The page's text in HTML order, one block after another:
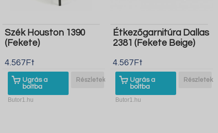
Szék Houston 1390
(Fekete)
4.567Ft
Ugrás a
boltba
Részletek
Butor1.hu
Étkezőgarnitúra Dallas
2381 (Fekete Beige)
4.567Ft
Ugrás a
boltba
Részletek
Butor1.hu